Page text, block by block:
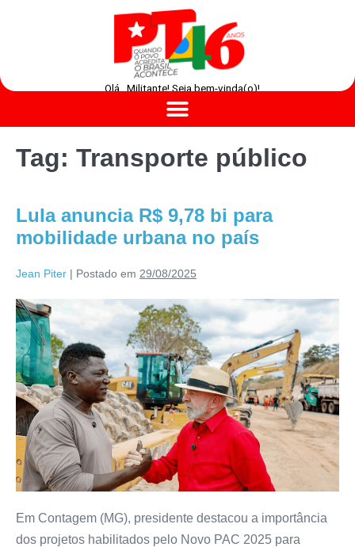
Olá , Militante! Seja bem-vinda(o)!
Tag: Transporte público
Lula anuncia R$ 9,78 bi para
mobilidade urbana no país
Jean Piter | Postado em 29/08/2025
Em Contagem (MG), presidente destacou a importância
dos projetos habilitados pelo Novo PAC 2025 para